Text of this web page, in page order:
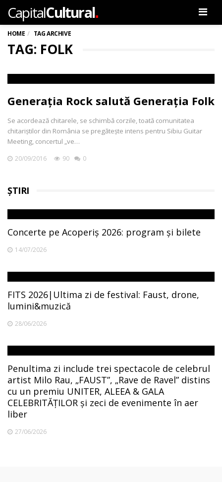
CapitalCultural.
HOME TAG ARCHIVE
TAG: FOLK
Generația Rock salută Generația Folk
Se acordează chitarele, se schimbă corzile, toată comunitatea
chitariștilor din România se pregătește intens pentru Sibiu Guitar
Meeting, concertul „ve…
20/09/2016 90 0
ȘTIRI
Concerte pe Acoperiș 2026: program și bilete
14/07/2026
FITS 2026|Ultima zi de festival: Faust, drone,
lumini&muzică
28/06/2026
Penultima zi include trei spectacole de celebrul
artist Milo Rau, „FAUST”, „Rave de Ravel” distins
cu un premiu UNITER, ALEEA & GALA
CELEBRITĂȚILOR și zeci de evenimente în aer
liber
27/06/2026